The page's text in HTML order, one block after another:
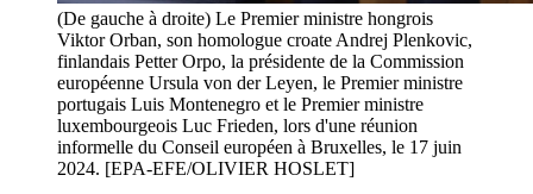
(De gauche à droite) Le Premier ministre hongrois
Viktor Orban, son homologue croate Andrej Plenkovic,
finlandais Petter Orpo, la présidente de la Commission
européenne Ursula von der Leyen, le Premier ministre
portugais Luis Montenegro et le Premier ministre
luxembourgeois Luc Frieden, lors d'une réunion
informelle du Conseil européen à Bruxelles, le 17 juin
2024. [EPA-EFE/OLIVIER HOSLET]